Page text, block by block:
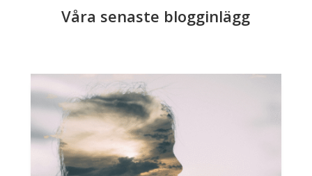
Våra senaste blogginlägg